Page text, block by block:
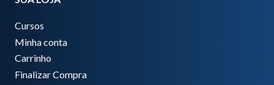
Cursos
Minha conta
Carrinho
Finalizar Compra